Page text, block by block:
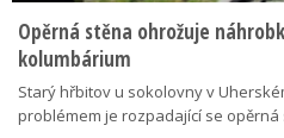
Opěrná stěna ohrožuje
kolumbárium
Starý hřbitov u sokolovny v
problémem je rozpadající se